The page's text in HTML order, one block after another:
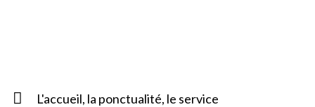
L'accueil, la ponctualité, le service